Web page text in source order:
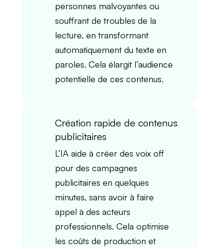
personnes malvoyantes ou
souffrant de troubles de la
lecture, en transformant
automatiquement du texte en
paroles. Cela élargit l’audience
potentielle de ces contenus.
Création rapide de contenus
publicitaires
L’IA aide à créer des voix off
pour des campagnes
publicitaires en quelques
minutes, sans avoir à faire
appel à des acteurs
professionnels. Cela optimise
les coûts de production et